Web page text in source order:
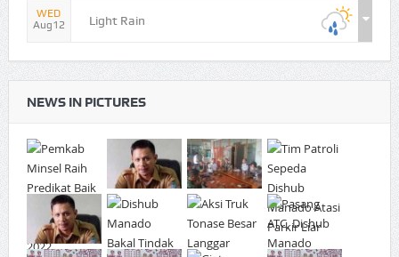
WED
Aug12
Light Rain
NEWS IN PICTURES